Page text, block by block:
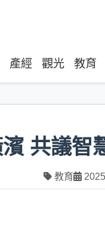
產經 觀光 教育
共議智
教育